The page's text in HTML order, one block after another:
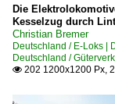
Die
Kesselzug durch
Christian Bremer
Deutschland / E-Loks |
Deutschland /
 202 1200x1200 Px,